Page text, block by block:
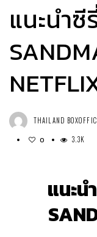
แนะนำซี
THAILAND
0 3.3K
แนะน